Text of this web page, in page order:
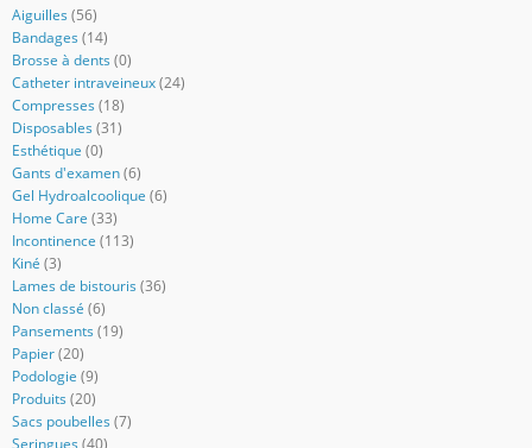
Aiguilles (56)
Bandages (14)
Brosse à dents (0)
Catheter intraveineux (24)
Compresses (18)
Disposables (31)
Esthétique (0)
Gants d'examen (6)
Gel Hydroalcoolique (6)
Home Care (33)
Incontinence (113)
Kiné (3)
Lames de bistouris (36)
Non classé (6)
Pansements (19)
Papier (20)
Podologie (9)
Produits (20)
Sacs poubelles (7)
Seringues (40)